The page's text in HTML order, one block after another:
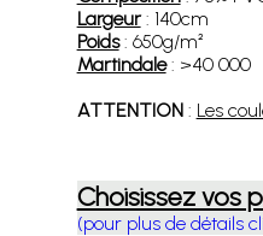
Largeur: 140cm
Poids: 650g/m²
Martindale: >40 000
ATTENTION : Les
Choisissez vos
(pour plus de détails